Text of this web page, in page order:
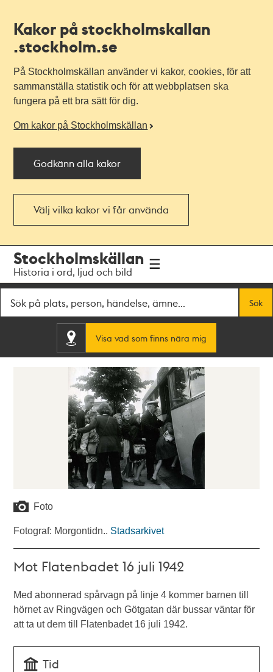
Kakor på stockholmskallan
.stockholm.se
På Stockholmskällan använder vi kakor, cookies, för att
sammanställa statistik och för att webbplatsen ska
fungera på ett bra sätt för dig.
Om kakor på Stockholmskällan
Godkänn alla kakor
Välj vilka kakor vi får använda
navigationen
huvudinnehållet
Stockholmskällan
Historia i ord, ljud och bild
Sök
Visa vad som finns nära mig
Foto
Fotograf: Morgontidn.. Stadsarkivet
Mot Flatenbadet 16 juli 1942
Med abonnerad spårvagn på linje 4 kommer barnen till
hörnet av Ringvägen och Götgatan där bussar väntar för
att ta ut dem till Flatenbadet 16 juli 1942.
Tid